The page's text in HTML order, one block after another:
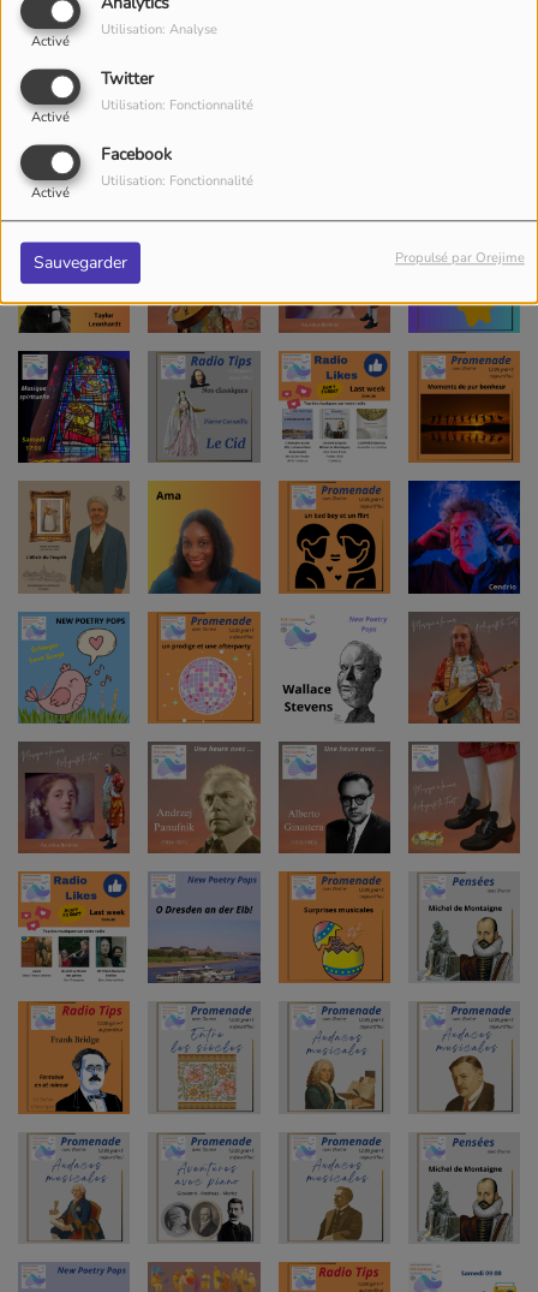
Activé
Utilisation: Analyse
Twitter
Activé
Utilisation: Fonctionnalité
Facebook
Activé
Utilisation: Fonctionnalité
Sauvegarder Propulsé par Orejime